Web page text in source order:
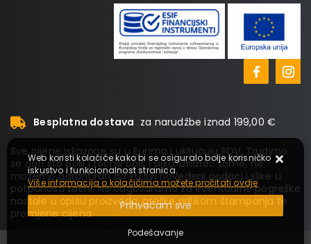
Besplatna dostava za narudžbe iznad 199,00 €
Sve cijene iskazane su u Eurima i uključuju PDV. Trudimo
se dati što bolji i točniji opis i sliku. Unatoč tome, ne
možemo garantirati da su svi navedeni podaci i slike u
potpunosti točni. Ne odgovaramo za eventualne pogreške
nastale u opisu proizvoda, greške prilikom štampanja te
promjene cijena.
Web koristi kolačiće kako bi se osiguralo bolje korisničko
iskustvo i funkcionalnost stranica.
Više informacija o kolačićima možete pročitati ovdje
Prihvaćam sve
Podešavanje